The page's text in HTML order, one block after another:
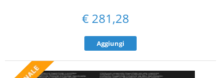
€ 281,28
Aggiungi